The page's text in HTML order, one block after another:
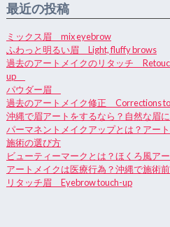
最近の投稿
ミックス眉 mix eyebrow
ふわっと明るい眉 Light, fluffy brows
過去のアートメイクのリタッチ
up
パウダー眉
過去のアートメイク修正 Corrections
沖縄で眉アートをするなら？自然な眉
パーマネントメイクアップとは？アー
施術の選び方
ビューティーマークとは？ほくろ風ア
アートメイクは医療行為？沖縄で施術
リタッチ眉 Eyebrow touch-up